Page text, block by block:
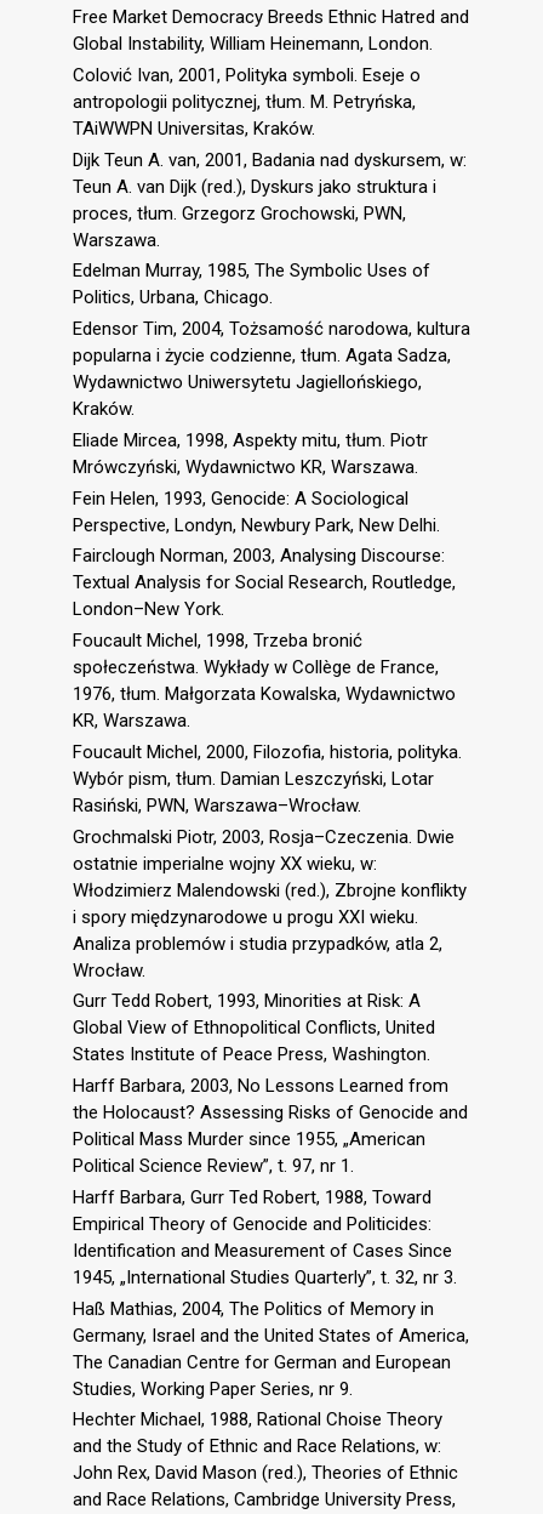
Free Market Democracy Breeds Ethnic Hatred and
Global Instability, William Heinemann, London.
Colović Ivan, 2001, Polityka symboli. Eseje o
antropologii politycznej, tłum. M. Petryńska,
TAiWWPN Universitas, Kraków.
Dijk Teun A. van, 2001, Badania nad dyskursem, w:
Teun A. van Dijk (red.), Dyskurs jako struktura i
proces, tłum. Grzegorz Grochowski, PWN,
Warszawa.
Edelman Murray, 1985, The Symbolic Uses of
Politics, Urbana, Chicago.
Edensor Tim, 2004, Tożsamość narodowa, kultura
popularna i życie codzienne, tłum. Agata Sadza,
Wydawnictwo Uniwersytetu Jagiellońskiego,
Kraków.
Eliade Mircea, 1998, Aspekty mitu, tłum. Piotr
Mrówczyński, Wydawnictwo KR, Warszawa.
Fein Helen, 1993, Genocide: A Sociological
Perspective, Londyn, Newbury Park, New Delhi.
Fairclough Norman, 2003, Analysing Discourse:
Textual Analysis for Social Research, Routledge,
London–New York.
Foucault Michel, 1998, Trzeba bronić
społeczeństwa. Wykłady w Collège de France,
1976, tłum. Małgorzata Kowalska, Wydawnictwo
KR, Warszawa.
Foucault Michel, 2000, Filozofia, historia, polityka.
Wybór pism, tłum. Damian Leszczyński, Lotar
Rasiński, PWN, Warszawa–Wrocław.
Grochmalski Piotr, 2003, Rosja–Czeczenia. Dwie
ostatnie imperialne wojny XX wieku, w:
Włodzimierz Malendowski (red.), Zbrojne konflikty
i spory międzynarodowe u progu XXI wieku.
Analiza problemów i studia przypadków, atla 2,
Wrocław.
Gurr Tedd Robert, 1993, Minorities at Risk: A
Global View of Ethnopolitical Conflicts, United
States Institute of Peace Press, Washington.
Harff Barbara, 2003, No Lessons Learned from
the Holocaust? Assessing Risks of Genocide and
Political Mass Murder since 1955, „American
Political Science Review”, t. 97, nr 1.
Harff Barbara, Gurr Ted Robert, 1988, Toward
Empirical Theory of Genocide and Politicides:
Identification and Measurement of Cases Since
1945, „International Studies Quarterly”, t. 32, nr 3.
Haß Mathias, 2004, The Politics of Memory in
Germany, Israel and the United States of America,
The Canadian Centre for German and European
Studies, Working Paper Series, nr 9.
Hechter Michael, 1988, Rational Choise Theory
and the Study of Ethnic and Race Relations, w:
John Rex, David Mason (red.), Theories of Ethnic
and Race Relations, Cambridge University Press,